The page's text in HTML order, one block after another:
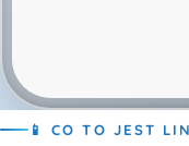
📱 CO TO JEST